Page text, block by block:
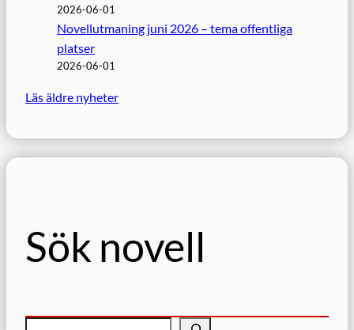
2026-06-01
Novellutmaning juni 2026 – tema offentliga
platser
2026-06-01
Läs äldre nyheter
Sök novell